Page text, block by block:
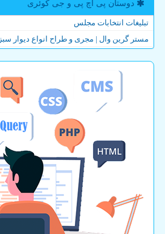
دوستان پی اچ پی و جی كوئری
تبلیغات انتخابات مجلس
مستر گرین وال | مجری و طراح انواع دیوار سبز